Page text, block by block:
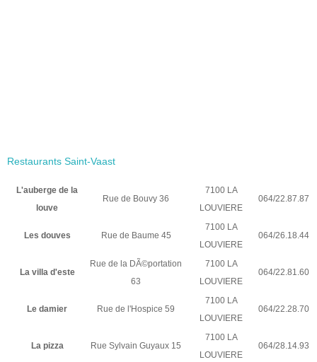
Restaurants Saint-Vaast
L'auberge de la
louve
Rue de Bouvy 36
7100 LA
LOUVIERE
064/22.87.87
Les douves Rue de Baume 45
7100 LA
LOUVIERE
064/26.18.44
La villa d'este
Rue de la DÃ©portation
63
7100 LA
LOUVIERE
064/22.81.60
Le damier Rue de l'Hospice 59
7100 LA
LOUVIERE
064/22.28.70
La pizza Rue Sylvain Guyaux 15
7100 LA
LOUVIERE
064/28.14.93